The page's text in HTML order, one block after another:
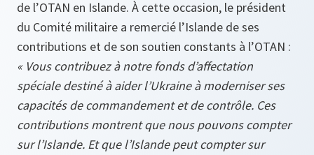
de l’OTAN en Islande. À cette occasion, le président
du Comité militaire a remercié l’Islande de ses
contributions et de son soutien constants à l’OTAN :
« Vous contribuez à notre fonds d’affectation
spéciale destiné à aider l’Ukraine à moderniser ses
capacités de commandement et de contrôle. Ces
contributions montrent que nous pouvons compter
sur l’Islande. Et que l’Islande peut compter sur